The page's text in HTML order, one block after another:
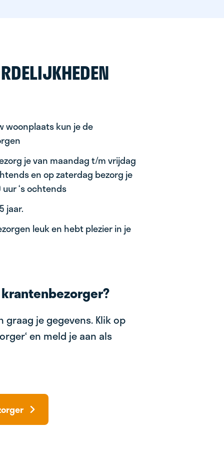
woonplaats kun je de
je van maandag t/m vrijdag
en op zaterdag bezorg je
‘s ochtends
jaar.
leuk en hebt plezier in je
graag je gegevens. Klik op
en meld je aan als